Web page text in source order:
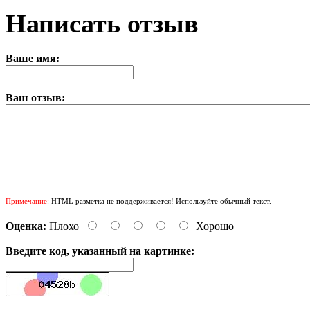
Написать отзыв
Ваше имя:
Ваш отзыв:
Примечание: HTML разметка не поддерживается! Используйте обычный текст.
Оценка: Плохо Хорошо
Введите код, указанный на картинке: